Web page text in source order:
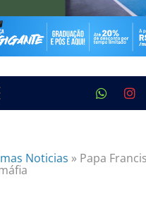
Noticias » Papa